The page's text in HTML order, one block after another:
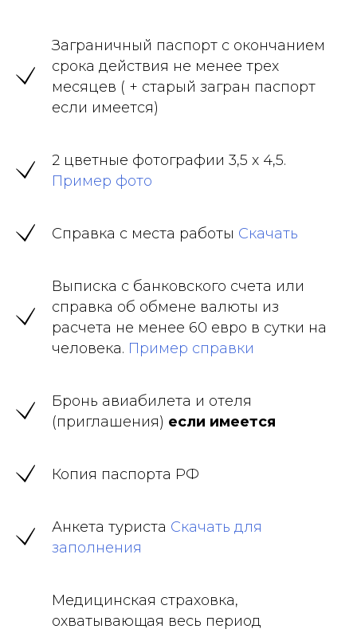
Заграничный паспорт с окончанием
срока действия не менее трех
месяцев ( + старый загран паспорт
если имеется)
2 цветные фотографии 3,5 х 4,5.
Пример фото
Справка с места работы Скачать
Выписка с банковского счета или
справка об обмене валюты из
расчета не менее 60 евро в сутки на
человека. Пример справки
Бронь авиабилета и отеля
(приглашения) если имеется
Копия паспорта РФ
Анкета туриста Скачать для
заполнения
Медицинская страховка,
охватывающая весь период